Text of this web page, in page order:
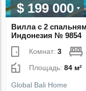
$ 199 000
Вилла с 2
Индонезия № 9854
Комнат:3
Площадь:84 м²
Global Bali Home